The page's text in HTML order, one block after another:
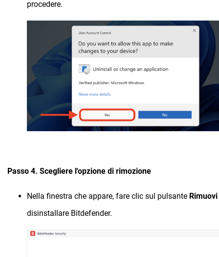
procedere.
Passo 4. Scegliere l'opzione di rimozione
Nella finestra che appare, fare clic sul pulsante Rimuovi
disinstallare Bitdefender.